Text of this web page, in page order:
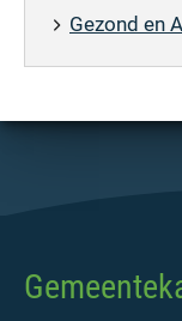
Gezond en